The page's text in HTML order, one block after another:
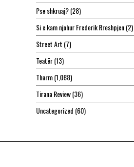
Pse shkruaj?(28)
Si e kam njohur Frederik Rreshpjen(2)
Street Art (7)
Teatër(13)
Tharm(1,088)
Tirana Review(36)
Uncategorized (60)